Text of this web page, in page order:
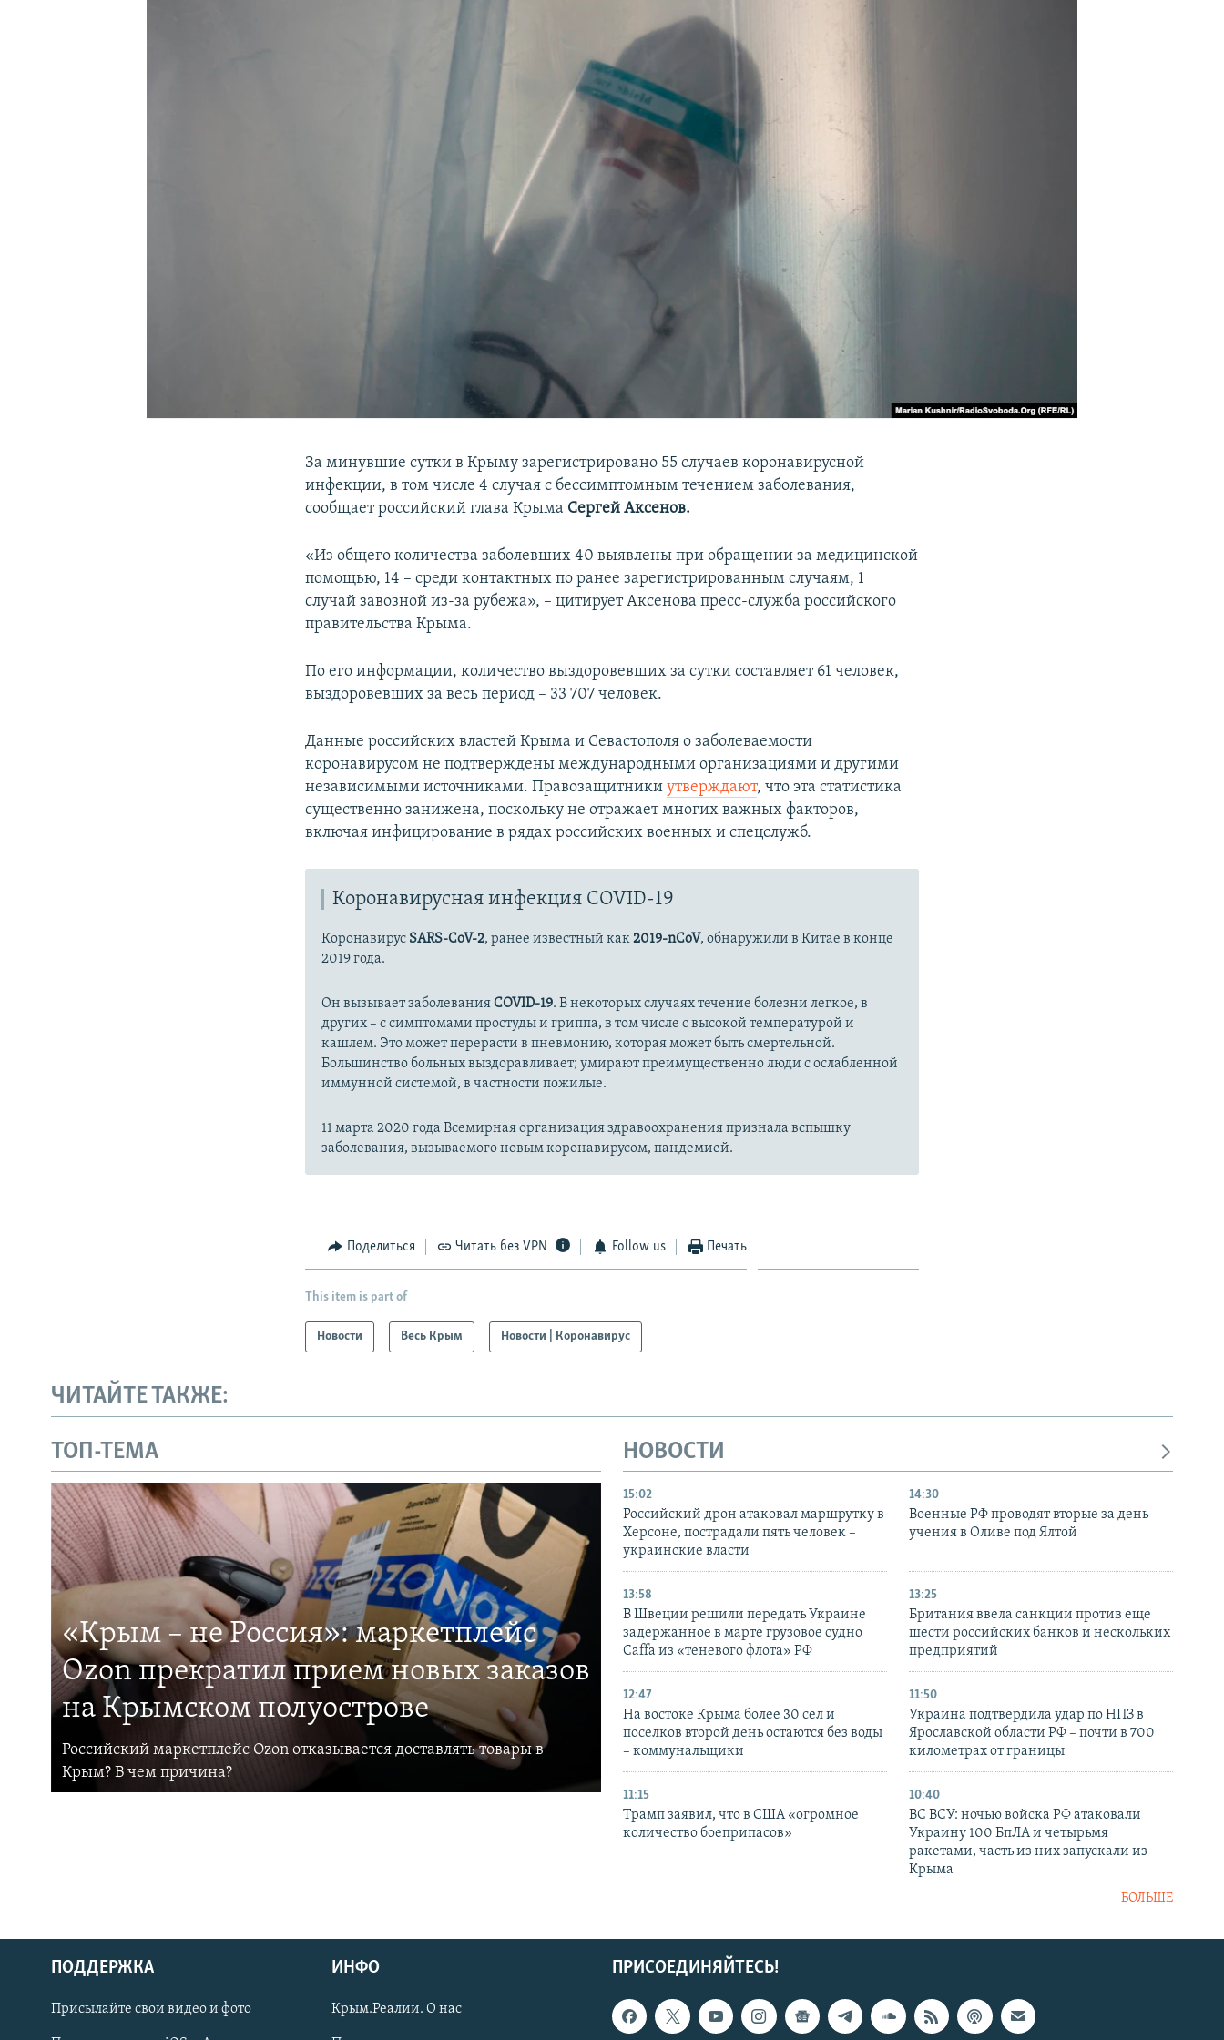
Українською
За минувшие сутки в Крыму зарегистрировано 55 случаев коронавирусной
инфекции, в том числе 4 случая с бессимптомным течением заболевания,
сообщает российский глава Крыма Сергей Аксенов.
«Из общего количества заболевших 40 выявлены при обращении за медицинской
помощью, 14 – среди контактных по ранее зарегистрированным случаям, 1
случай завозной из-за рубежа», – цитирует Аксенова пресс-служба российского
правительства Крыма.
По его информации, количество выздоровевших за сутки составляет 61 человек,
выздоровевших за весь период – 33 707 человек.
Данные российских властей Крыма и Севастополя о заболеваемости
коронавирусом не подтверждены международными организациями и другими
независимыми источниками. Правозащитникиутверждают, что эта статистика
существенно занижена, поскольку не отражает многих важных факторов,
включая инфицирование в рядах российских военных и спецслужб.
Коронавирусная инфекция COVID-19
Коронавирус SARS-CoV-2, ранее известный как2019-nCoV, обнаружили в Китае в конце
2019 года.
Он вызывает заболеванияCOVID-19. В некоторых случаях течение болезни легкое, в
других – с симптомами простуды и гриппа, в том числе с высокой температурой и
кашлем. Это может перерасти в пневмонию, которая может быть смертельной.
Большинство больных выздоравливает; умирают преимущественно люди с ослабленной
иммунной системой, в частности пожилые.
11 марта 2020 года Всемирная организация здравоохранения признала вспышку
заболевания, вызываемого новым коронавирусом, пандемией.
Поделиться Читать без VPN Follow us Печать
This item is part of
Новости Весь Крым Новости | Коронавирус
ЧИТАЙТЕ ТАКЖЕ:
ТОП-ТЕМА
«Крым – не Россия»: маркетплейс
Ozon прекратил прием новых заказов
на Крымском полуострове
Российский маркетплейс Ozon отказывается доставлять товары в
Крым? В чем причина?
НОВОСТИ
15:02
Российский дрон атаковал маршрутку в
Херсоне, пострадали пять человек –
украинские власти
14:30
Военные РФ проводят вторые за день
учения в Оливе под Ялтой
13:58
В Швеции решили передать Украине
задержанное в марте грузовое судно
Caffa из «теневого флота» РФ
13:25
Британия ввела санкции против еще
шести российских банков и нескольких
предприятий
12:47
На востоке Крыма более 30 сел и
поселков второй день остаются без воды
– коммунальщики
11:50
Украина подтвердила удар по НПЗ в
Ярославской области РФ – почти в 700
километрах от границы
11:15
Трамп заявил, что в США «огромное
количество боеприпасов»
10:40
ВС ВСУ: ночью войска РФ атаковали
Украину 100 БпЛА и четырьмя
ракетами, часть из них запускали из
Крыма
БОЛЬШЕ
ПРИСОЕДИНЯЙТЕСЬ!
ПОДДЕРЖКА
Присылайте свои видео и фото
ИНФО
Крым.Реалии. О нас